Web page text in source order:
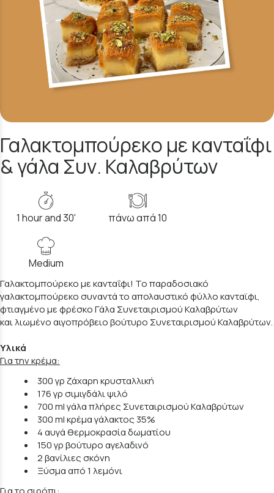
Γαλακτομπούρεκο με κανταΐφι
& γάλα Συν. Καλαβρύτων
1 hour and 30' πάνω απά 10
Medium
Γαλακτομπούρεκο με κανταΐφι! Το παραδοσιακό
γαλακτομπούρεκο συναντά το απολαυστικό φύλλο κανταϊφι,
φτιαγμένο με φρέσκο Γάλα Συνεταιρισμού Καλαβρύτων
και λιωμένο αιγοπρόβειο βούτυρο Συνεταιρισμού Καλαβρύτων.
Υλικά
Για την κρέμα:
300 γρ ζάχαρη κρυσταλλική
176 γρ σιμιγδάλι ψιλό
700 ml γάλα πλήρες Συνεταιρισμού Καλαβρύτων
300 ml κρέμα γάλακτος 35%
4 αυγά θερμοκρασία δωματίου
150 γρ βούτυρο αγελαδινό
2 βανίλιες σκόνη
Ξύσμα από 1 λεμόνι